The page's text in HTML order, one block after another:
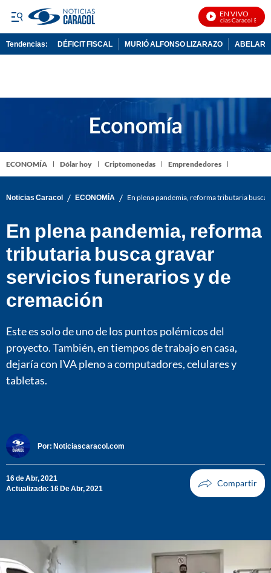
EN VIVO
Noticias Caracol En Vivo
Tendencias: DÉFICIT FISCAL MURIÓ ALFONSO LIZARAZO
ECONOMÍA Dólar hoy Criptomonedas Emprendedores
Noticias Caracol / ECONOMÍA / En plena pandemia, reforma tributaria
En plena pandemia, reforma
tributaria busca gravar
servicios funerarios y de
cremación
Este es solo de uno de los puntos polémicos del
proyecto. También, en tiempos de trabajo en casa,
dejaría con IVA pleno a computadores, celulares y
tabletas.
Por: Noticiascaracol.com
16 de Abr, 2021
Actualizado: 16 De Abr, 2021